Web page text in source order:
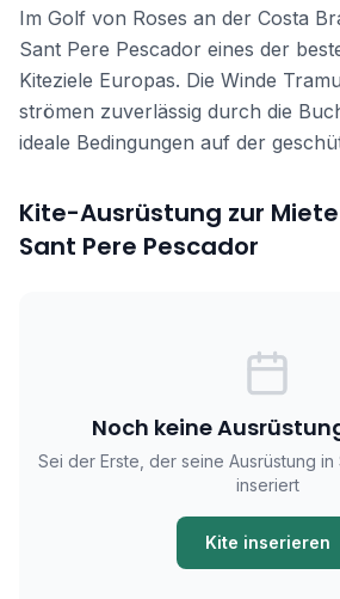
Im Golf von Roses an der Costa
Sant Pere Pescador eines der
Kiteziele Europas. Die Winde
strömen zuverlässig durch die
ideale Bedingungen auf der
Kite-Ausrüstung zur
Sant Pere Pescador
Noch keine
Sei der Erste, der seine Ausrüstung
inseriert
Kite inserieren